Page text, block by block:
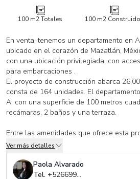
100 m2Totales 100 m2
En venta, tenemos un departamento en
ubicado en el corazón de Mazatlán,
con una ubicación privilegiada, con
para embarcaciones .
El proyecto de construcción abarca
consta de 164 unidades. El
A, con una superficie de 100 metros
recámaras, 2 baños y una terraza.
Entre las amenidades que ofrece esta
área de juegos infantiles, una sala de
Además, cuenta con camastros
alberca Infinity. También se encuentra
de la alberca, ideal para disfrutar de
Ver más detalles
Paola Alvarado
Tel. +526699320239